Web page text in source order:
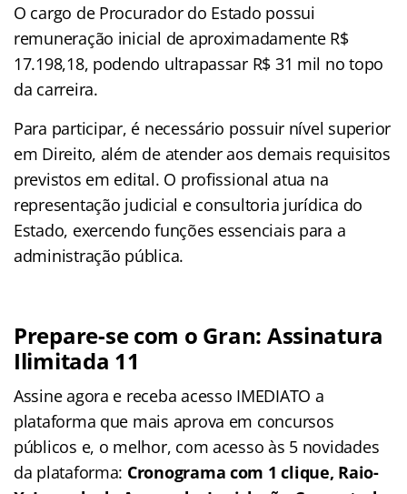
O cargo de Procurador do Estado possui
remuneração inicial de aproximadamente R$
17.198,18, podendo ultrapassar R$ 31 mil no topo
da carreira.
Para participar, é necessário possuir nível superior
em Direito, além de atender aos demais requisitos
previstos em edital. O profissional atua na
representação judicial e consultoria jurídica do
Estado, exercendo funções essenciais para a
administração pública.
Prepare-se com o Gran: Assinatura
Ilimitada 11
Assine agora e receba acesso IMEDIATO a
plataforma que mais aprova em concursos
públicos e, o melhor, com acesso às 5 novidades
da plataforma: Cronograma com 1 clique, Raio-